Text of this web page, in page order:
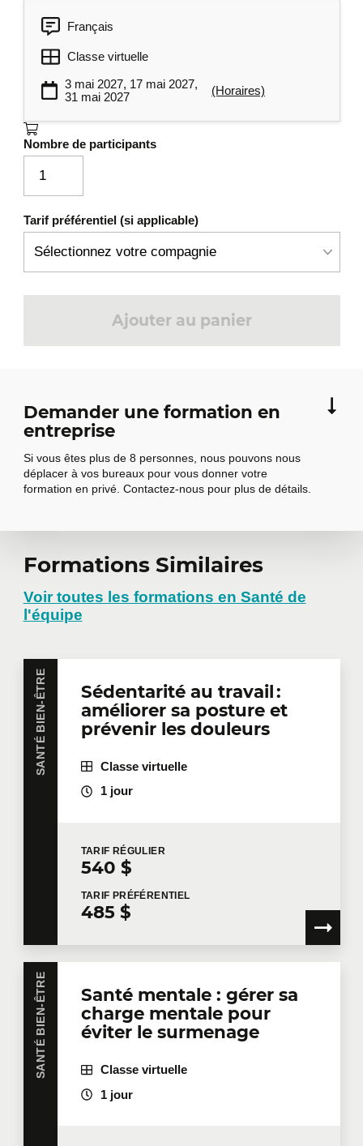
Français
Classe virtuelle
3 mai 2027, 17 mai 2027,
31 mai 2027
(Horaires)
Nombre de participants
Tarif préférentiel (si applicable)
Ajouter au panier
Demander une formation en
entreprise
Si vous êtes plus de 8 personnes, nous pouvons nous
déplacer à vos bureaux pour vous donner votre
formation en privé. Contactez-nous pour plus de détails.
Demander une
formation en
Vous avez plusieurs employés intéressés par une
même formation? Que ce soit en présentiel dans
vos bureaux ou à distance en mode virtuel, nous
offrons des formations privées adaptées aux
besoins de votre équipe. Des tarifs de groupes sont
disponibles. Contactez-nous
demandez une soumission en ligne.
Téléphone Poste
Formations Similaires
Voir toutes les formations en Santé de
l'équipe
SANTÉ BIEN-ÊTRE
Sédentarité au travail :
améliorer sa posture et
prévenir les douleurs
Classe virtuelle
1 jour
TARIF RÉGULIER
540 $
TARIF PRÉFÉRENTIEL
485 $
SANTÉ BIEN-ÊTRE
Santé mentale : gérer sa
charge mentale pour
éviter le surmenage
Classe virtuelle
1 jour